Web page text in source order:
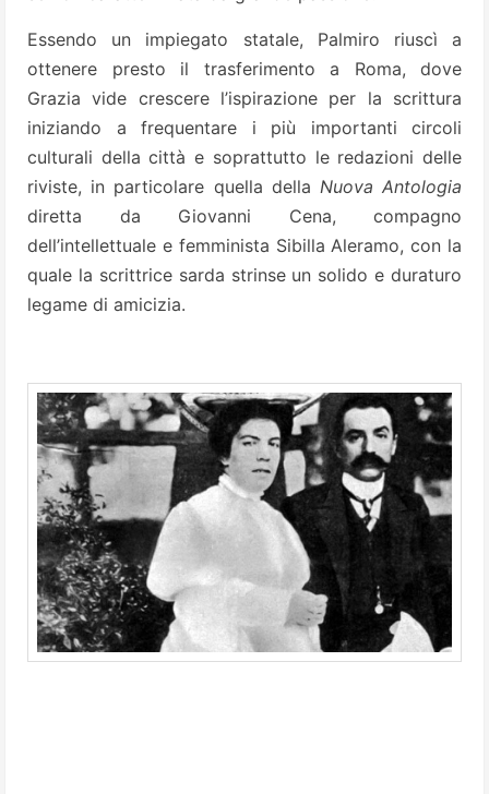
Essendo un impiegato statale, Palmiro riuscì a
ottenere presto il trasferimento a Roma, dove
Grazia vide crescere l’ispirazione per la scrittura
iniziando a frequentare i più importanti circoli
culturali della città e soprattutto le redazioni delle
riviste, in particolare quella della Nuova Antologia
diretta da Giovanni Cena, compagno
dell’intellettuale e femminista Sibilla Aleramo, con la
quale la scrittrice sarda strinse un solido e duraturo
legame di amicizia.